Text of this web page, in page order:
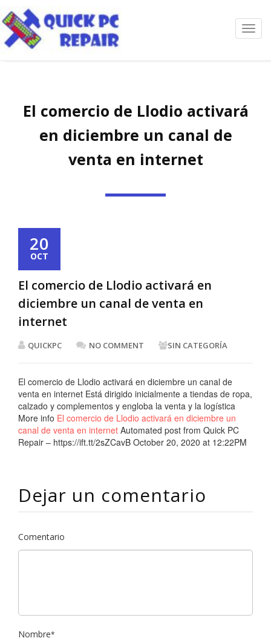
El comercio de Llodio activará
en diciembre un canal de
venta en internet
20
OCT
El comercio de Llodio activará en
diciembre un canal de venta en
internet
QUICKPC NO COMMENT SIN CATEGORÍA
El comercio de Llodio activará en diciembre un canal de
venta en internet Está dirigido inicialmente a tiendas de ropa,
calzado y complementos y engloba la venta y la logística
More info El comercio de Llodio activará en diciembre un
canal de venta en internet Automated post from Quick PC
Repair – https://ift.tt/2sZCavB October 20, 2020 at 12:22PM
Dejar un comentario
Comentario
Nombre*